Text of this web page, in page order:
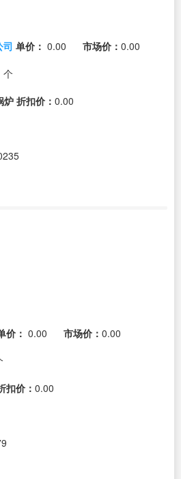
司 单价： 0.00 市场价： 0.00
个
炉 折扣价： 0.00
价： 0.00 市场价： 0.00
扣价： 0.00